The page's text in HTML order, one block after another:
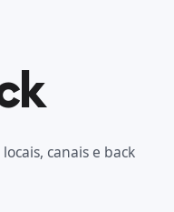
canais e back